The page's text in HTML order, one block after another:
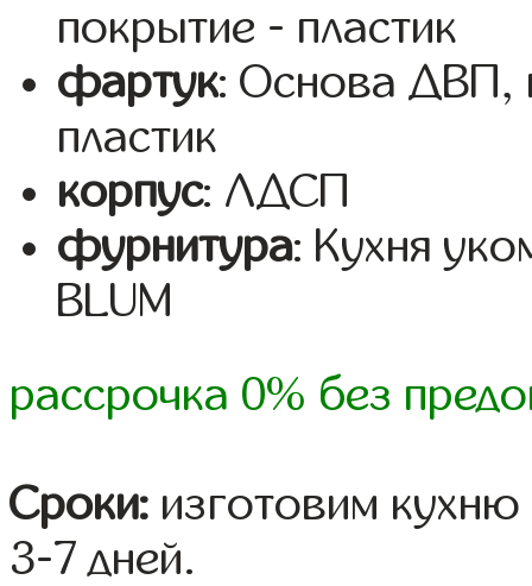
покрытие - пластик
фартук: Основа ДВП,
пластик
корпус: ЛДСП
фурнитура: Кухня
BLUM
рассрочка 0% без
Сроки: изготовим
3-7 дней.